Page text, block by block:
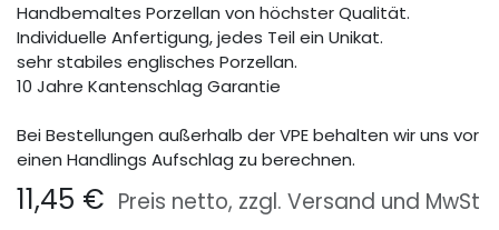
Handbemaltes Porzellan von höchster Qualität.
Individuelle Anfertigung, jedes Teil ein Unikat.
sehr stabiles englisches Porzellan.
10 Jahre Kantenschlag Garantie
Bei Bestellungen außerhalb der VPE behalten wir uns vor
einen Handlings Aufschlag zu berechnen.
11,45 € Preis netto, zzgl. Versand und MwSt